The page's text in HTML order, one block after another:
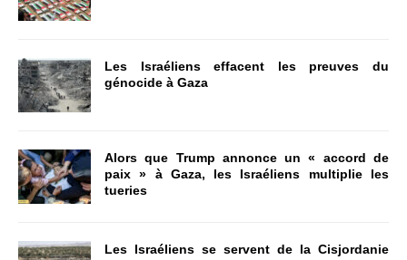
Les Israéliens effacent les preuves du
génocide à Gaza
Alors que Trump annonce un « accord de
paix » à Gaza, les Israéliens multiplie les
tueries
Les Israéliens se servent de la Cisjordanie